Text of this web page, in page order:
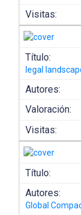
Visitas:
Título:
legal
Autores:
Valoración:
Visitas:
Título:
Autores:
Global